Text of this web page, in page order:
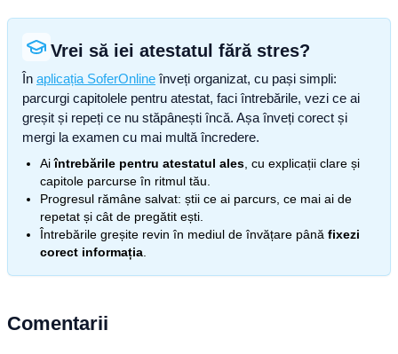
Vrei să iei atestatul fără stres?
În aplicația SoferOnline înveți organizat, cu pași simpli:
parcurgi capitolele pentru atestat, faci întrebările, vezi ce ai
greșit și repeți ce nu stăpânești încă. Așa înveți corect și
mergi la examen cu mai multă încredere.
Aiîntrebările pentru atestatul ales , cu explicații clare și
capitole parcurse în ritmul tău.
Progresul rămâne salvat: știi ce ai parcurs, ce mai ai de
repetat și cât de pregătit ești.
Întrebările greșite revin în mediul de învățare până fixezi
corect informația
Comentarii